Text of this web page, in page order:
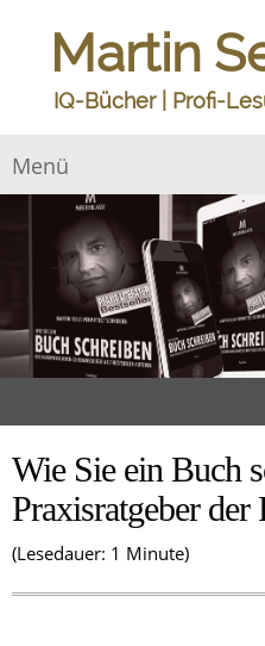
Martin
IQ-Bücher | Profi-
Menü
Wie Sie ein Buch
Praxisratgeber der
(Lesedauer: 1 Minute)